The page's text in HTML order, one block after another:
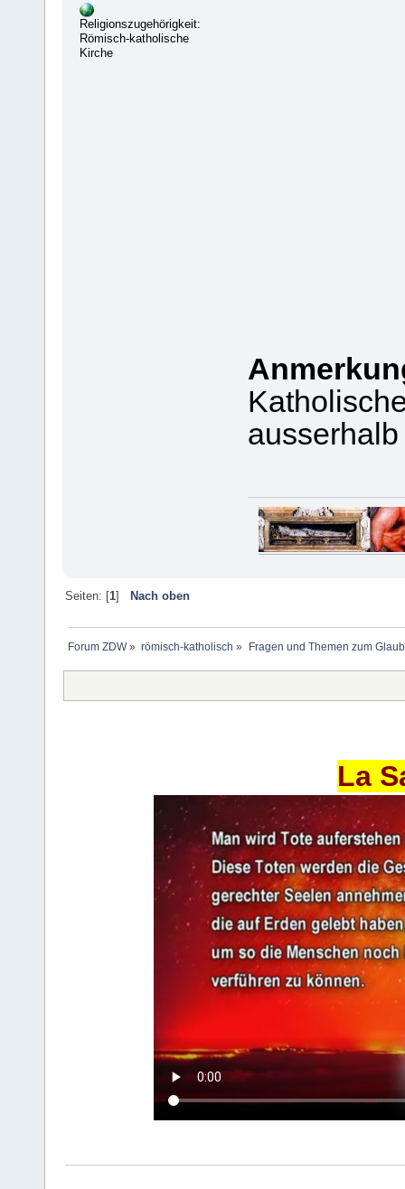
Religionszugehörigkeit:
Römisch-katholische
Kirche
Seiten: [1] Nach oben
Forum ZDW» römisch-katholisch » Fragen und Themen zum
La